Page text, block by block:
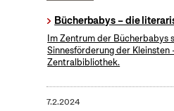
Bücherbabys – die
Im Zentrum der Bücherbabys
Sinnesförderung der Kleinsten
Zentralbibliothek.
7.2.2024